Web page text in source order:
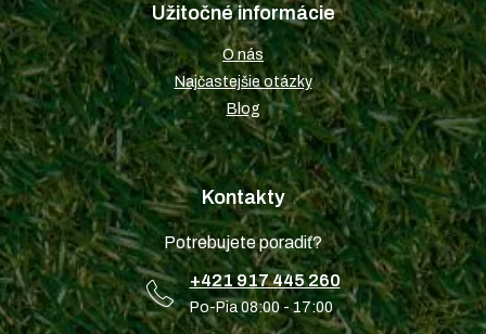
Užitočné informácie
O nás
Najčastejšie otázky
Blog
Kontakty
Potrebujete poradiť?
+421 917 445 260
Po-Pia 08:00 - 17:00